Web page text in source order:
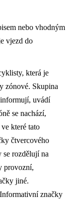
nebo vhodným
vjezd do
která je
zónové. Skupina
uvádí
se nachází,
které tato
čtvercového
rozdělují na
provozní,
jiné.
značky